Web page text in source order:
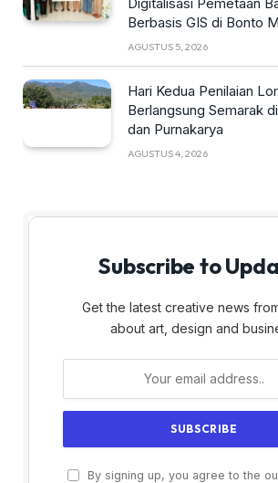
Berbasis GIS di Bonto
AGUSTUS 5, 2026
Hari Kedua Penilaian
Berlangsung Semarak
dan Purnakarya
AGUSTUS 4, 2026
Subscribe to
Get the latest creative news
about art, design and
By signing up, you agree to the